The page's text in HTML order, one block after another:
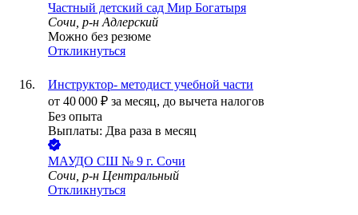
Частный детский сад Мир Богатыря
Сочи, р-н Адлерский
Можно без резюме
Откликнуться
Инструктор- методист учебной части
от 40 000 ₽ за месяц, до вычета налогов
Без опыта
Выплаты: Два раза в месяц
МАУДО СШ № 9 г. Сочи
Сочи, р-н Центральный
Откликнуться